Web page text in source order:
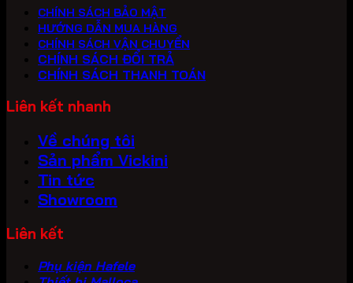
CHÍNH SÁCH BẢO MẬT
HƯỚNG DẪN MUA HÀNG
CHÍNH SÁCH VẬN CHUYỂN
CHÍNH SÁCH ĐỔI TRẢ
CHÍNH SÁCH THANH TOÁN
Liên kết nhanh
Về chúng tôi
Sản phẩm Vickini
Tin tức
Showroom
Liên kết
Phụ kiện Hafele